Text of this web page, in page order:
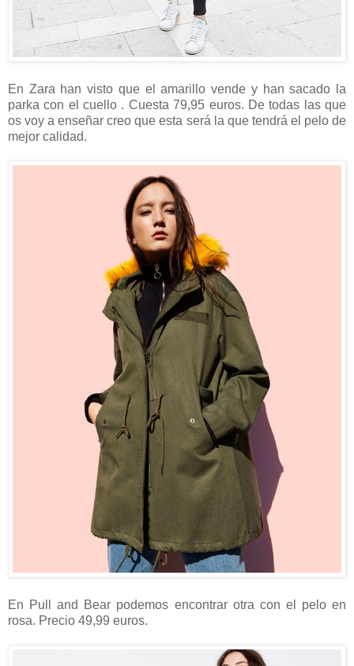
En Zara han visto que el amarillo vende y han sacado la
parka con el cuello . Cuesta 79,95 euros. De todas las que
os voy a enseñar creo que esta será la que tendrá el pelo de
mejor calidad.
En Pull and Bear podemos encontrar otra con el pelo en
rosa. Precio 49,99 euros.